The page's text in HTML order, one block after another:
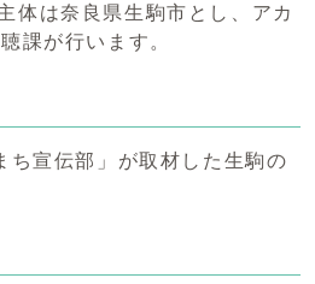
体は奈良県生駒市とし、アカ
課が行います。
ち宣伝部」が取材した生駒の